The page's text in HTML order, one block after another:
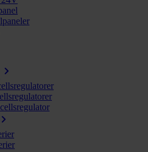
chevron_right
chevron_right